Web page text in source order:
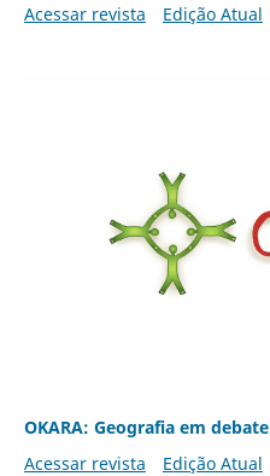
Acessar revista
Edição Atual
OKARA: Geografia em debate
Acessar revista
Edição Atual